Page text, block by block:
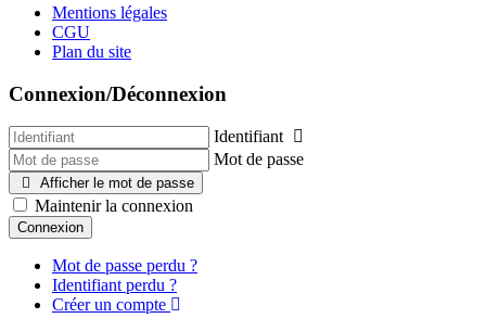
Mentions légales
CGU
Plan du site
Connexion/Déconnexion
Identifiant
Mot de passe
Afficher le mot de passe
Maintenir la connexion
Connexion
Mot de passe perdu ?
Identifiant perdu ?
Créer un compte